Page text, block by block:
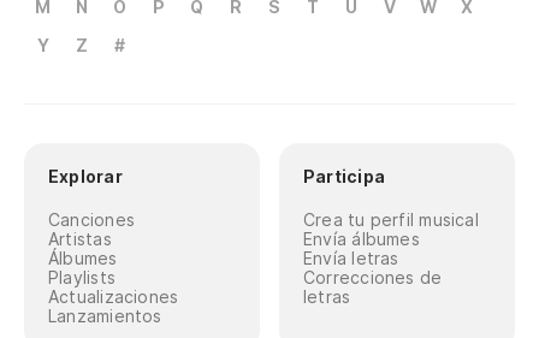
M
N O P Q R S T U V W
X
Y
Z #
Explorar
Canciones
Artistas
Álbumes
Playlists
Actualizaciones
Lanzamientos
Participa
Crea tu perfil musical
Envía álbumes
Envía letras
Correcciones de
letras